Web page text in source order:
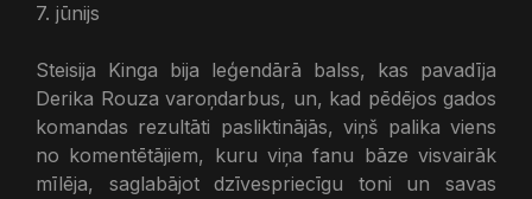
7. jūnijs
Steisija Kinga bija leģendārā balss, kas pavadīja
Derika Rouza varoņdarbus, un, kad pēdējos gados
komandas rezultāti pasliktinājās, viņš palika viens
no komentētājiem, kuru viņa fanu bāze visvairāk
mīlēja, saglabājot dzīvespriecīgu toni un savas